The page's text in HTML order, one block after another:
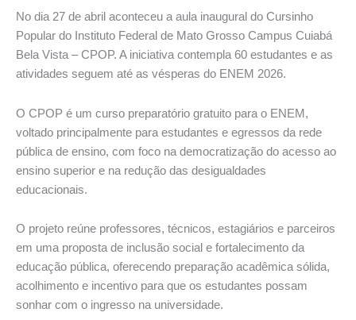
No dia 27 de abril aconteceu a aula inaugural do Cursinho
Popular do Instituto Federal de Mato Grosso Campus Cuiabá
Bela Vista – CPOP. A iniciativa contempla 60 estudantes e as
atividades seguem até as vésperas do ENEM 2026.
O CPOP é um curso preparatório gratuito para o ENEM,
voltado principalmente para estudantes e egressos da rede
pública de ensino, com foco na democratização do acesso ao
ensino superior e na redução das desigualdades
educacionais.
O projeto reúne professores, técnicos, estagiários e parceiros
em uma proposta de inclusão social e fortalecimento da
educação pública, oferecendo preparação acadêmica sólida,
acolhimento e incentivo para que os estudantes possam
sonhar com o ingresso na universidade.